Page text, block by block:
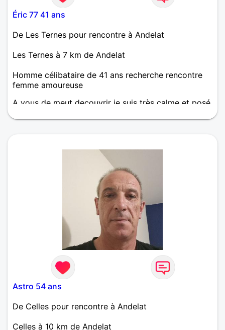
Éric 77 41 ans
De Les Ternes pour rencontre à Andelat
Les Ternes à 7 km de Andelat
Homme célibataire de 41 ans recherche rencontre
femme amoureuse
A vous de meut decouvrir je suis très calme et posé
Astro 54 ans
De Celles pour rencontre à Andelat
Celles à 10 km de Andelat